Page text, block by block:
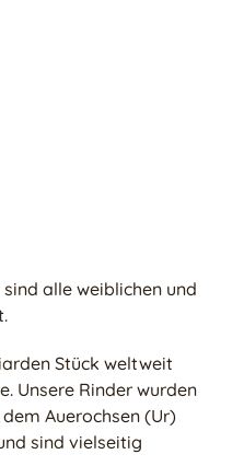
alle weiblichen und
Stück weltweit
Unsere Rinder wurden
Auerochsen (Ur)
sind vielseitig